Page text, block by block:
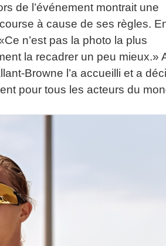
de l’événement montrait une
à cause de ses règles.
n’est pas la photo la plus
la recadrer un peu mieux.»
Browne l’a accueilli et a
pour tous les acteurs du